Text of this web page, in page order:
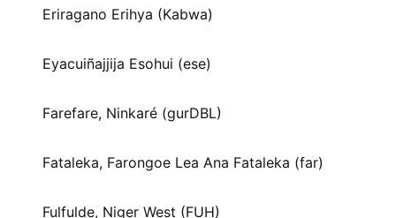
Eriragano Erihya (Kabwa)
Eyacuiñajjija Esohui (ese)
Farefare, Ninkaré (gurDBL)
Fataleka, Farongoe Lea Ana Fataleka (far)
Fulfulde, Niger West (FUH)